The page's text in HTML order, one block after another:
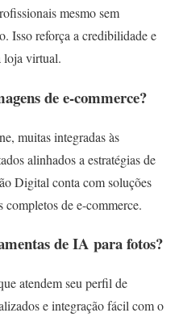
mesmo sem
Isso reforça a credibilidade e
loja virtual.
de e-commerce?
muitas integradas às
alinhados a estratégias de
Digital conta com soluções
de e-commerce.
de IA para fotos?
atendem seu perfil de
e integração fácil com o